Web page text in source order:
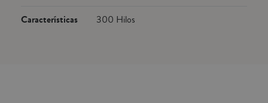
Características 300 Hilos